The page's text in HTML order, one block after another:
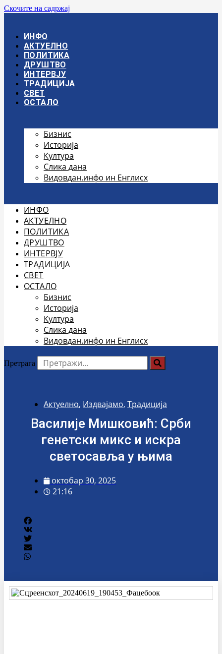
Скочите на садржај
ИНФО
АКТУЕЛНО
ПОЛИТИКА
ДРУШТВО
ИНТЕРВЈУ
ТРАДИЦИЈА
СВЕТ
ОСТАЛО
Бизнис
Историја
Култура
Слика дана
Видовдан.инфо ин Енглисх
ИНФО
АКТУЕЛНО
ПОЛИТИКА
ДРУШТВО
ИНТЕРВЈУ
ТРАДИЦИЈА
СВЕТ
ОСТАЛО
Бизнис
Историја
Култура
Слика дана
Видовдан.инфо ин Енглисх
Претрага
Актуелно, Издвајамо, Традиција
Василије Мишковић: Срби
генетски микс и искра
светосавља у њима
октобар 30, 2025
21:16